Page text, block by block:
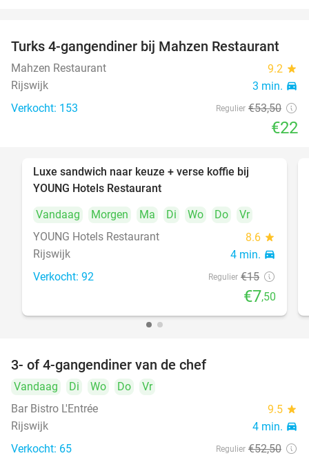
59%
Turks 4-gangendiner bij Mahzen Restaurant
Mahzen Restaurant 9.2 star
Rijswijk 3 min. directions_car
Verkocht: 153 Regulier €53,50
€22
Luxe sandwich naar keuze + verse koffie bij
YOUNG Hotels Restaurant
Vandaag
Morgen Ma Di Wo Do
Vr
YOUNG Hotels Restaurant
8.6 star
Rijswijk 4 min. directions_car
Verkocht: 92 Regulier €15
€7,50
3- of 4-gangendiner van de chef
Vandaag Di Wo Do
Vr
Bar Bistro L'Entrée
9.5 star
Rijswijk 4 min. directions_car
Verkocht: 65 Regulier €52,50